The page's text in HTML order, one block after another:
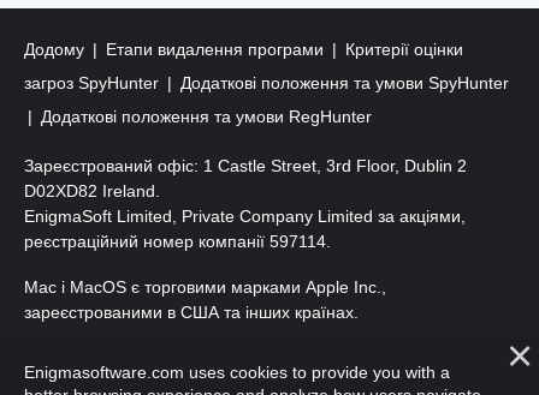
Додому Етапи видалення програми
Критерії оцінки
загроз SpyHunter
Додаткові положення та умови SpyHunter
Додаткові положення та умови RegHunter
Зареєстрований офіс: 1 Castle Street, 3rd Floor, Dublin 2
D02XD82 Ireland.
EnigmaSoft Limited, Private Company Limited за акціями,
реєстраційний номер компанії 597114.
Mac і MacOS є торговими марками Apple Inc.,
зареєстрованими в США та інших країнах.
захищено.
Enigmasoftware.com uses cookies to provide you with a